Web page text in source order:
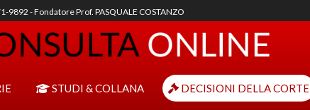
9892 - Fondatore Prof. PASQUALE COSTANZO
STUDI & COLLANA DECISIONI DELLA CORTE